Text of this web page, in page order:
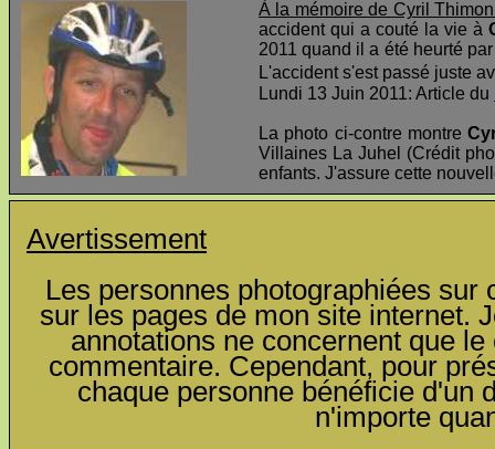
À la mémoire de Cyril
accident qui a couté la vie à
2011 quand il a été heurté
L'accident s'est passé juste
Lundi 13 Juin 2011: Article du
La photo ci-contre montre
Villaines La Juhel (Crédit
enfants. J'assure cette
Avertissement
Les personnes photographiées
sur les pages de mon site internet.
annotations ne concernent que
commentaire. Cependant, pour
chaque personne bénéficie d'un
n'importe